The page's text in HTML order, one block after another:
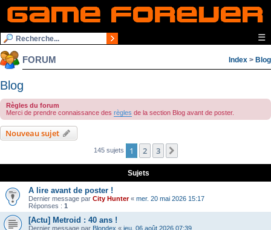
☰
FORUM Index > Blog
Blog
Règles du forum
Merci de prendre connaissance des règles de la section Blog avant de poster.
Nouveau sujet
145 sujets 1 2 3
Sujets
A lire avant de poster !
Dernier message par City Hunter« mer. 20 mai 2026 15:17
Réponses : 1
[Actu] Metroid : 40 ans !
Dernier message par Blondex « jeu. 06 août 2026 07:39